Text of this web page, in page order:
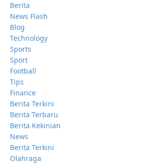
Berita
News Flash
Blog
Technology
Sports
Sport
Football
Tips
Finance
Berita Terkini
Berita Terbaru
Berita Kekinian
News
Berita Terkini
Olahraga